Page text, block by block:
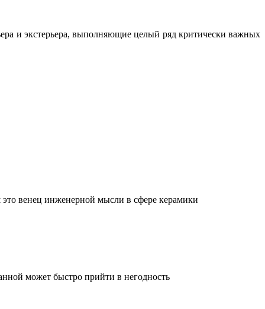
и экстерьера, выполняющие целый ряд критически важных
венец инженерной мысли в сфере керамики
может быстро прийти в негодность